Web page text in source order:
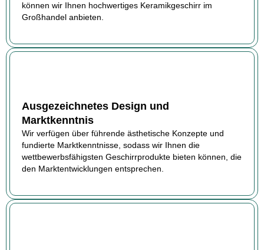
können wir Ihnen hochwertiges Keramikgeschirr im
Großhandel anbieten.
Ausgezeichnetes Design und
Marktkenntnis
Wir verfügen über führende ästhetische Konzepte und
fundierte Marktkenntnisse, sodass wir Ihnen die
wettbewerbsfähigsten Geschirrprodukte bieten können, die
den Marktentwicklungen entsprechen.